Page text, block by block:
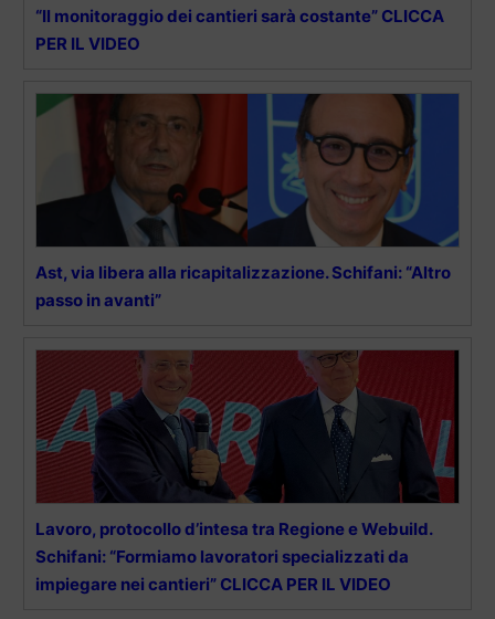
“Il monitoraggio dei cantieri sarà costante” CLICCA
PER IL VIDEO
Ast, via libera alla ricapitalizzazione. Schifani: “Altro
passo in avanti”
Lavoro, protocollo d’intesa tra Regione e Webuild.
Schifani: “Formiamo lavoratori specializzati da
impiegare nei cantieri” CLICCA PER IL VIDEO